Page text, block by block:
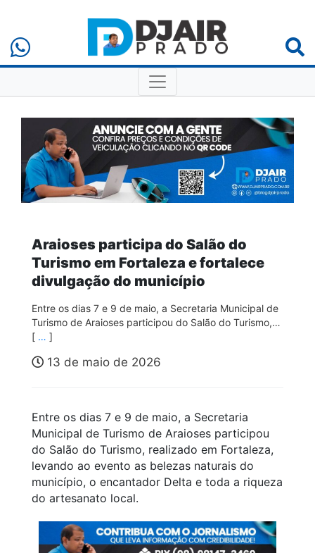
Araioses participa do Salão do
Turismo em Fortaleza e fortalece
divulgação do município
Entre os dias 7 e 9 de maio, a Secretaria Municipal de
Turismo de Araioses participou do Salão do Turismo,…
[ … ]
13 de maio de 2026
Entre os dias 7 e 9 de maio, a Secretaria
Municipal de Turismo de Araioses participou
do Salão do Turismo, realizado em Fortaleza,
levando ao evento as belezas naturais do
município, o encantador Delta e toda a riqueza
do artesanato local.